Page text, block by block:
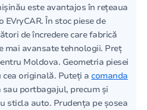
este avantajos în rețeaua
EVryCAR. În stoc piese de
de încredere care fabrică
mai avansate tehnologii. Preț
Moldova. Geometria piesei
cea originală. Puteți a comanda
sau portbagajul, precum și
sticla auto. Prudența pe șosea